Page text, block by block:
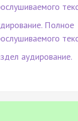
Полное
аудирование.